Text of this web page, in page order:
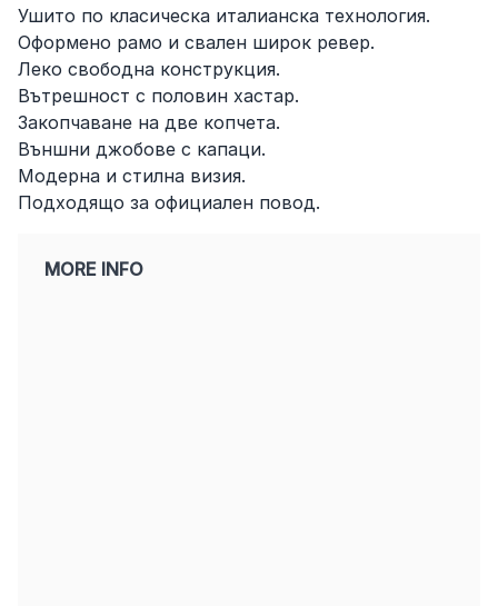
Ушито по класическа италианска технология.
Оформено рамо и свален широк ревер.
Леко свободна конструкция.
Вътрешност с половин хастар.
Закопчаване на две копчета.
Външни джобове с капаци.
Модерна и стилна визия.
Подходящо за официален повод.
MORE INFO